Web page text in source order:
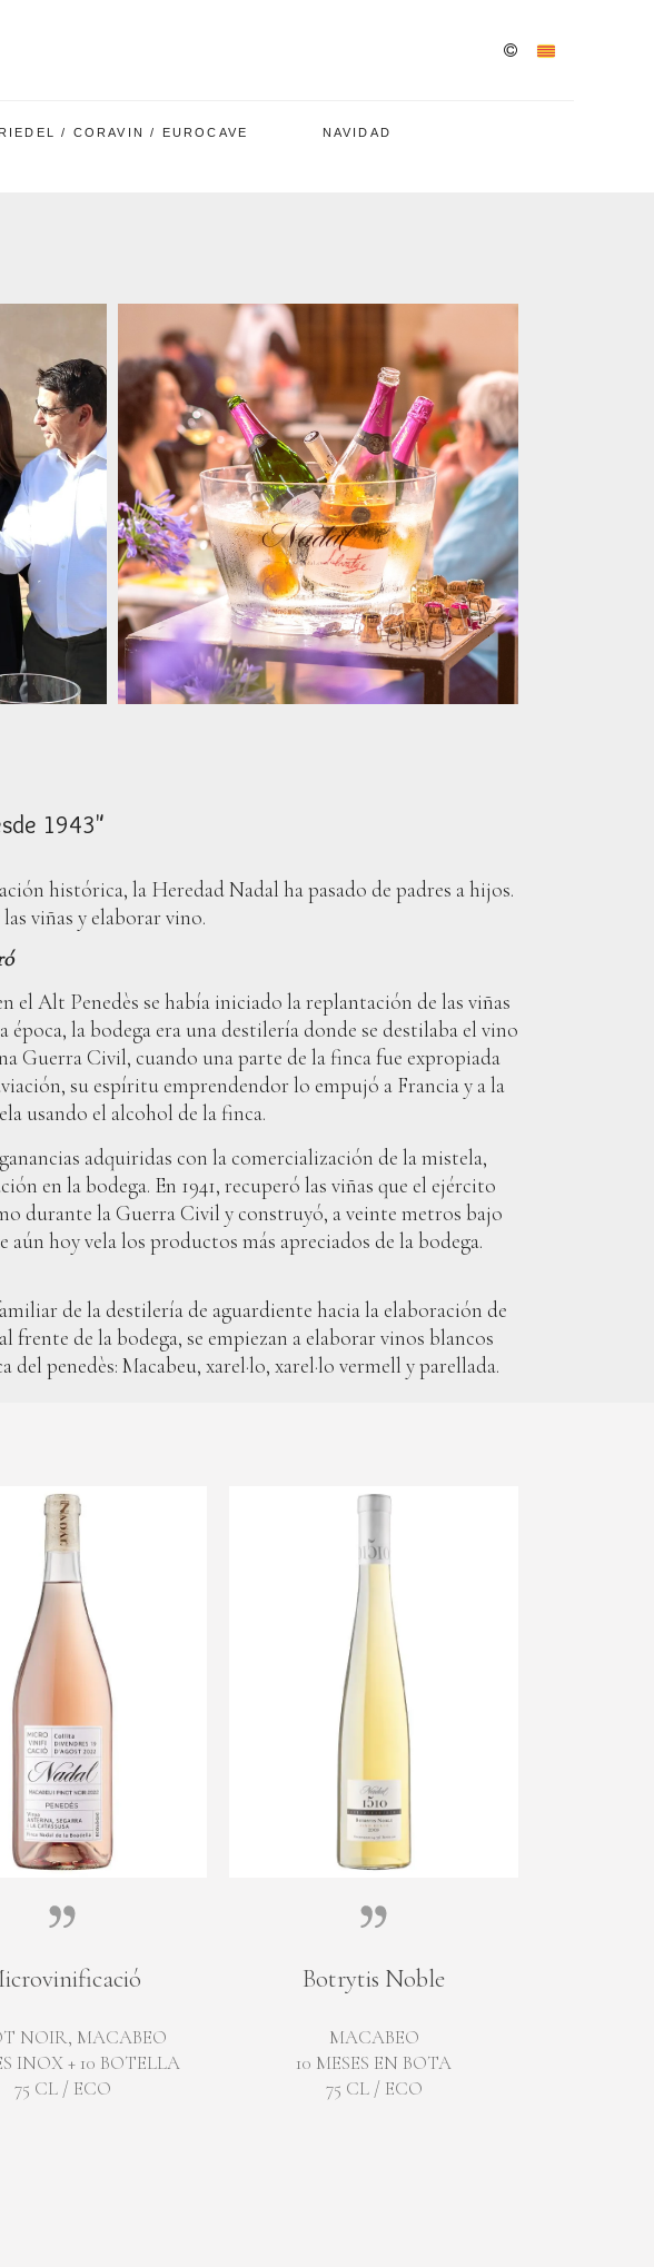
RIEDEL / CORAVIN / EUROCAVE NAVIDAD
1943"
histórica, la Heredad Nadal ha pasado de padres a hijos.
viñas y elaborar vino.
el Alt Penedès se había iniciado la replantación de las viñas
época, la bodega era una destilería donde se destilaba el vino
Guerra Civil, cuando una parte de la finca fue expropiada
su espíritu emprendendor lo empujó a Francia y a la
usando el alcohol de la finca.
adquiridas con la comercialización de la mistela,
en la bodega. En 1941, recuperó las viñas que el ejército
durante la Guerra Civil y construyó, a veinte metros bajo
aún hoy vela los productos más apreciados de la bodega.
de la destilería de aguardiente hacia la elaboración de
de la bodega, se empiezan a elaborar vinos blancos
penedès: Macabeu, xarel·lo, xarel·lo vermell y parellada.
NOIR, MACABEO
INOX + 10 BOTELLA
75 CL / ECO
Botrytis Noble
MACABEO
10 MESES EN BOTA
75 CL / ECO